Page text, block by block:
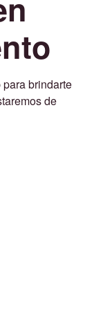
brindarte
de